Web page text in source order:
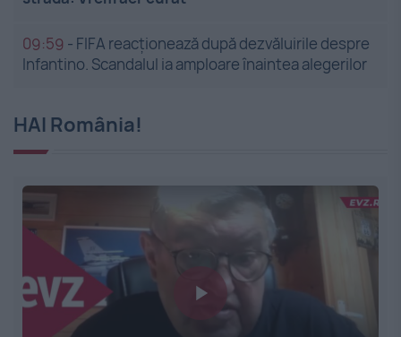
09:59 - FIFA reacționează după dezvăluirile despre
Infantino. Scandalul ia amploare înaintea alegerilor
HAI România!